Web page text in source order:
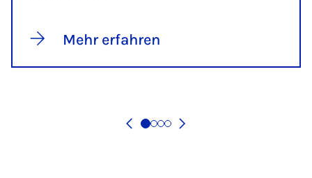
Mehr erfahren